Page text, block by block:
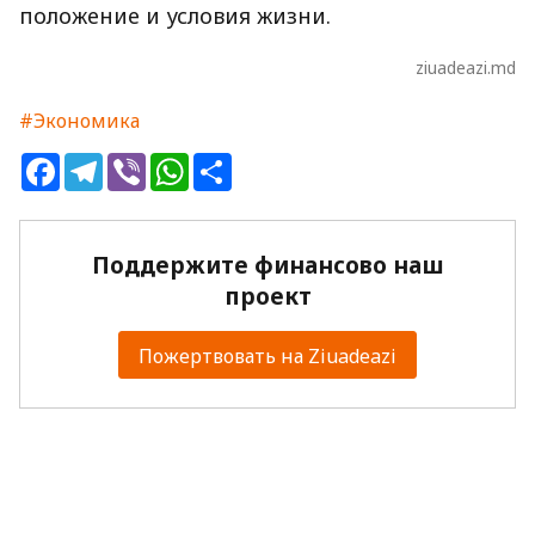
положение и условия жизни.
ziuadeazi.md
#Экономика
FacebookTelegram
ViberWhatsApp
Поддержите финансово наш
проект
Пожертвовать на Ziuadeazi